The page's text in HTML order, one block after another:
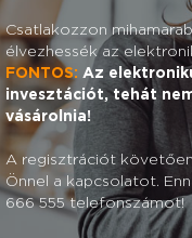
Csatlakozzon
élvezhessék az
FONTOS: Az
invesztációt, tehát
vásárolnia!
A regisztrációt
Önnel a kapcsolatot.
666 555 telefonszámot!